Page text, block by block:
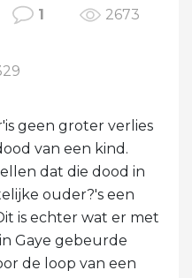
1 2673
geen groter verlies
van een kind.
dat die dood in
ouder?'s een
is echter wat er met
Gaye gebeurde
de loop van een